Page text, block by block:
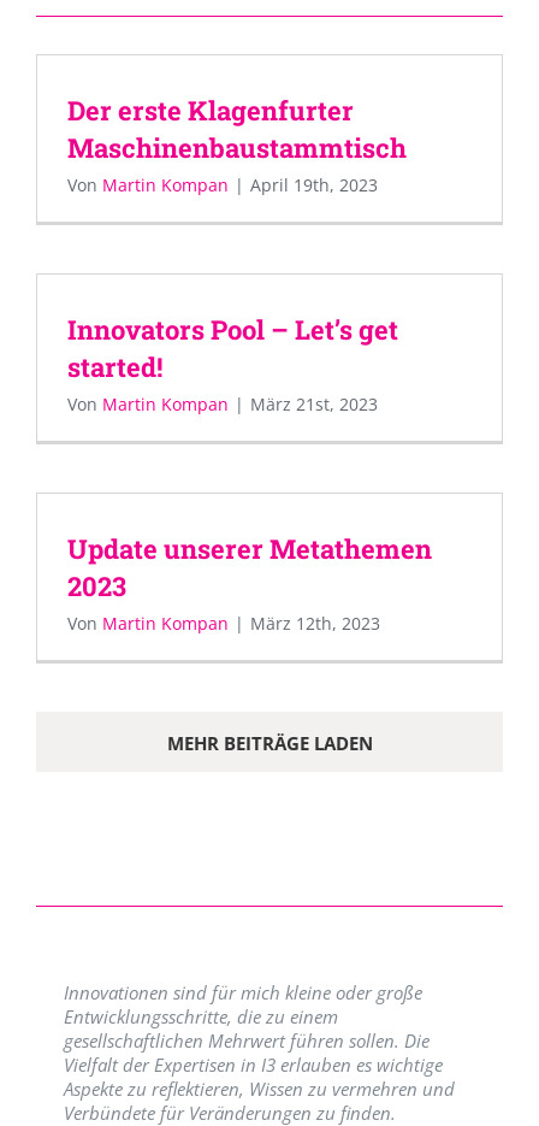
Der erste Klagenfurter
Maschinenbaustammtisch
Von Martin Kompan | April 19th, 2023
Innovators Pool – Let’s get
started!
Von Martin Kompan | März 21st, 2023
Update unserer Metathemen
2023
Von Martin Kompan | März 12th, 2023
MEHR BEITRÄGE LADEN
Innovationen sind für mich kleine oder große
Entwicklungsschritte, die zu einem
gesellschaftlichen Mehrwert führen sollen. Die
Vielfalt der Expertisen in I3 erlauben es wichtige
Aspekte zu reflektieren, Wissen zu vermehren und
Verbündete für Veränderungen zu finden.